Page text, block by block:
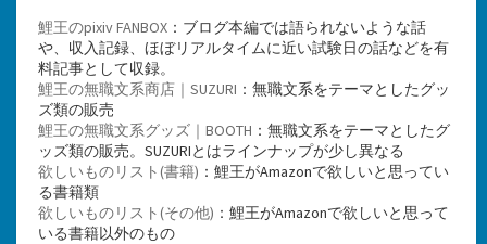
鯉王のpixiv FANBOX ：ブログ本編では語られないような話
や、収入記録、ほぼリアルタイムに近い試験日の話などを有
料記事として収録。
鯉王の無職文系商店｜SUZURI ：無職文系をテーマとしたグッ
ズ類の販売
鯉王の無職文系グッズ｜BOOTH ：無職文系をテーマとしたグ
ッズ類の販売。SUZURIとはラインナップが少し異なる
欲しいものリスト(書籍) ：鯉王がAmazonで欲しいと思ってい
る書籍類
欲しいものリスト(その他) ：鯉王がAmazonで欲しいと思って
いる書籍以外のもの